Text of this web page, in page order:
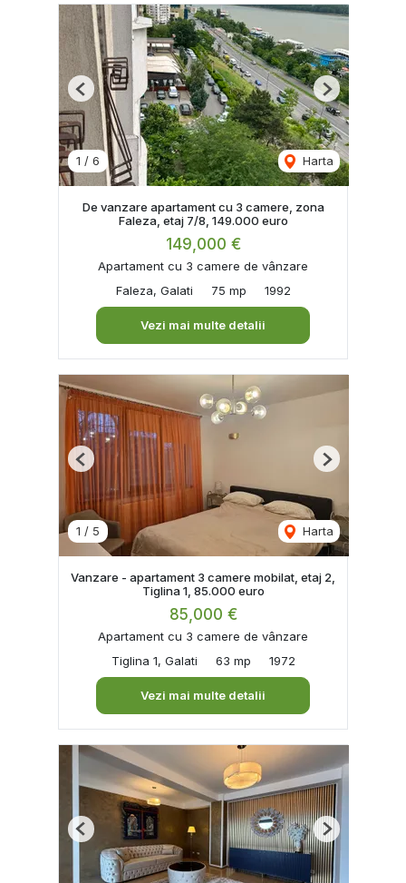
1 / 6 Harta
Previous Next
De vanzare apartament cu 3 camere, zona
Faleza, etaj 7/8, 149.000 euro
149,000 €
Apartament cu 3 camere de vânzare
Faleza, Galati
75 mp 1992
Vezi mai multe detalii
1 / 5 Harta
Previous Next
Vanzare - apartament 3 camere mobilat, etaj 2,
Tiglina 1, 85.000 euro
85,000 €
Apartament cu 3 camere de vânzare
Tiglina 1, Galati
63 mp 1972
Vezi mai multe detalii
Previous Next